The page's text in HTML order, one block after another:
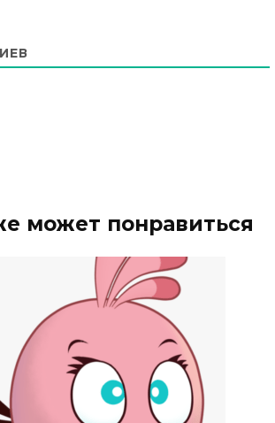
может понравиться